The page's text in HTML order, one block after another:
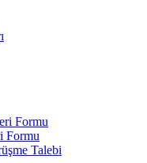
Formu
Formu
Talebi